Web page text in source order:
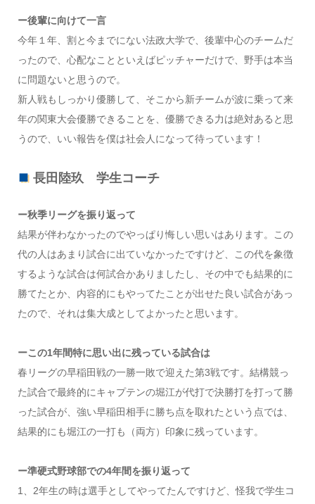
ー後輩に向けて一言
今年１年、割と今までにない法政大学で、後輩中心のチームだ
ったので、心配なことといえばピッチャーだけで、野手は本当
に問題ないと思うので。
新人戦もしっかり優勝して、そこから新チームが波に乗って来
年の関東大会優勝できることを、優勝できる力は絶対あると思
うので、いい報告を僕は社会人になって待っています！
長田陸玖 学生コーチ
ー秋季リーグを振り返って
結果が伴わなかったのでやっぱり悔しい思いはあります。この
代の人はあまり試合に出ていなかったですけど、この代を象徴
するような試合は何試合かありましたし、その中でも結果的に
勝てたとか、内容的にもやってたことが出せた良い試合があっ
たので、それは集大成としてよかったと思います。
ーこの1年間特に思い出に残っている試合は
春リーグの早稲田戦の一勝一敗で迎えた第3戦です。結構競っ
た試合で最終的にキャプテンの堀江が代打で決勝打を打って勝
った試合が、強い早稲田相手に勝ち点を取れたという点では、
結果的にも堀江の一打も（両方）印象に残っています。
ー準硬式野球部での4年間を振り返って
1、2年生の時は選手としてやってたんですけど、怪我で学生コ